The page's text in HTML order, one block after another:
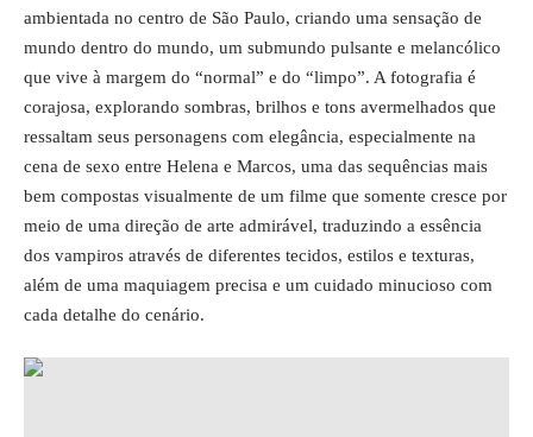
ambientada no centro de São Paulo, criando uma sensação de
mundo dentro do mundo, um submundo pulsante e melancólico
que vive à margem do “normal” e do “limpo”. A fotografia é
corajosa, explorando sombras, brilhos e tons avermelhados que
ressaltam seus personagens com elegância, especialmente na
cena de sexo entre Helena e Marcos, uma das sequências mais
bem compostas visualmente de um filme que somente cresce por
meio de uma direção de arte admirável, traduzindo a essência
dos vampiros através de diferentes tecidos, estilos e texturas,
além de uma maquiagem precisa e um cuidado minucioso com
cada detalhe do cenário.